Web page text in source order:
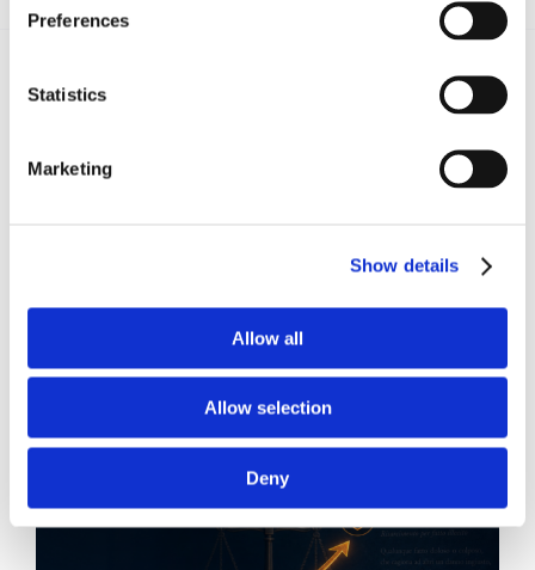
Preferences
Statistics
Marketing
Show details
Allow all
Allow selection
Deny